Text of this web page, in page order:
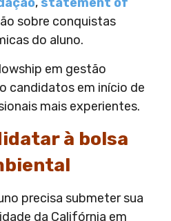
sobre conquistas
do aluno.
em gestão
candidatos em início de
mais experientes.
à bolsa
precisa submeter sua
da Califórnia em